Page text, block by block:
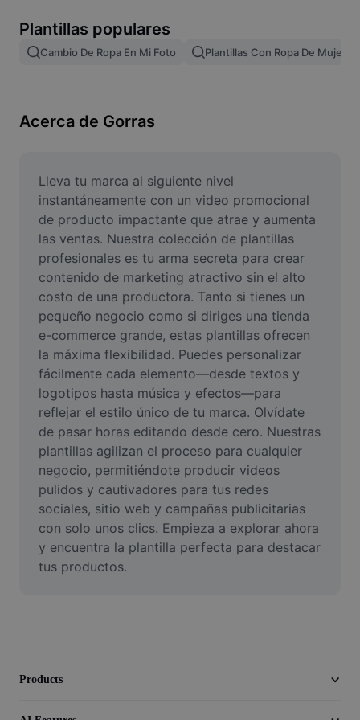
Image merge
Resize Image
Meme Generator
AI Text Remover
AI People Remover
AI Inpainting
Face Cutout
Video
Remove video BG
Enhance quality
Video Editor
Trim Video
Add Subtitles To Video
Video Converter
Plantillas populares
Cambio De Ropa En Mi Foto Plantillas Con Ropa De Mujer
Acerca de Gorras
Lleva tu marca al siguiente nivel
instantáneamente con un video promocional
de producto impactante que atrae y aumenta
las ventas. Nuestra colección de plantillas
profesionales es tu arma secreta para crear
contenido de marketing atractivo sin el alto
costo de una productora. Tanto si tienes un
pequeño negocio como si diriges una tienda
e-commerce grande, estas plantillas ofrecen
la máxima flexibilidad. Puedes personalizar
fácilmente cada elemento—desde textos y
logotipos hasta música y efectos—para
reflejar el estilo único de tu marca. Olvídate
de pasar horas editando desde cero. Nuestras
plantillas agilizan el proceso para cualquier
negocio, permitiéndote producir videos
pulidos y cautivadores para tus redes
sociales, sitio web y campañas publicitarias
con solo unos clics. Empieza a explorar ahora
y encuentra la plantilla perfecta para destacar
tus productos.
Products